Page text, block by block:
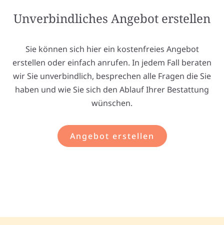
Unverbindliches Angebot erstellen
Sie können sich hier ein kostenfreies Angebot
erstellen oder einfach anrufen. In jedem Fall beraten
wir Sie unverbindlich, besprechen alle Fragen die Sie
haben und wie Sie sich den Ablauf Ihrer Bestattung
wünschen.
Angebot erstellen